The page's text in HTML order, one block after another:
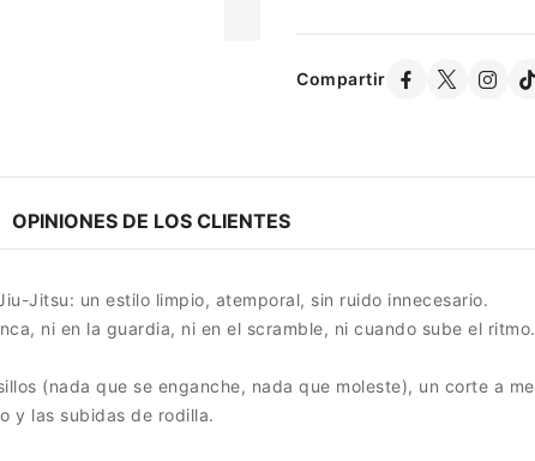
Compartir
OPINIONES DE LOS CLIENTES
Jitsu: un estilo limpio, atemporal, sin ruido innecesario.
ni en la guardia, ni en el scramble, ni cuando sube el ritmo.
(nada que se enganche, nada que moleste), un corte a
y las subidas de rodilla.